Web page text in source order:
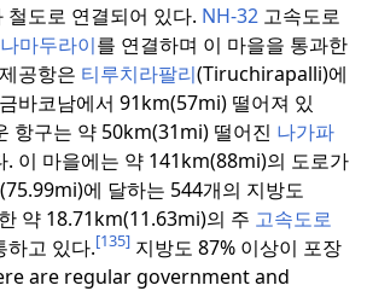
철도로 연결되어 있다. NH-32 고속도로
마두라이를 연결하며 이 마을을 통과한
공항은 티루치라팔리(Tiruchirapalli)에
바코남에서 91km(57mi) 떨어져 있
항구는 약 50km(31mi) 떨어진 나가파
. 이 마을에는 약 141km(88mi)의 도로가
에 달하는 544개의 지방도
약 18.71km(11.63mi)의 주 고속도로
하고 있다.[135] 지방도 87% 이상이 포장
are regular government and